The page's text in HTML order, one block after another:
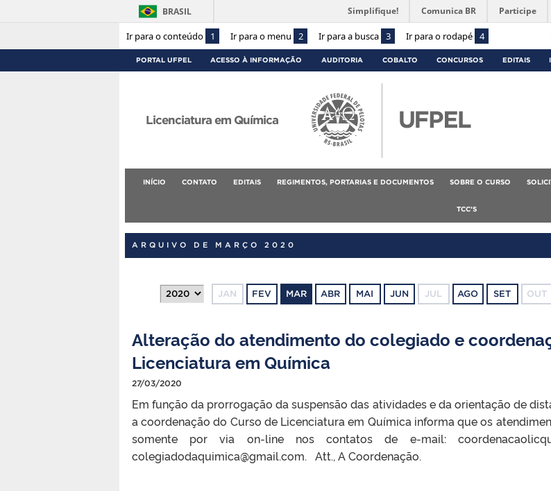
Ir para o conteúdo 1 Ir para o menu 2 Ir para a busca 3 Ir para o rodapé 4
BRASIL Simplifique! Comunica BR Participe
PORTAL UFPEL ACESSO À INFORMAÇÃO AUDITORIA COBALTO CONCURSOS EDITAIS
Licenciatura em Química
INÍCIO CONTATO EDITAIS REGIMENTOS, PORTARIAS E DOCUMENTOS SOBRE O CURSO
TCC’S
ARQUIVO DE MARÇO 2020
JAN FEV MAR ABR MAI JUN JUL AGO SET OUT
Alteração do atendimento do colegiado e
Licenciatura em Química
27/03/2020
Em função da prorrogação da suspensão das atividades e da orientação de
a coordenação do Curso de Licenciatura em Química informa que os
somente por via on-line nos contatos de e-mail:
colegiadodaquimica@gmail.com. Att., A Coordenação.